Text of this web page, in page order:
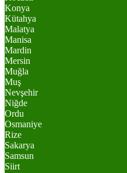
Konya
Kütahya
Malatya
Manisa
Mardin
Mersin
Muğla
Muş
Nevşehir
Niğde
Ordu
Osmaniye
Rize
Sakarya
Samsun
Siirt